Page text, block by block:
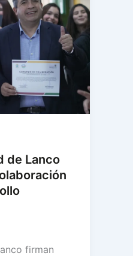
de Lanco
firman